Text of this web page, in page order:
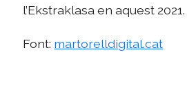
l’Ekstraklasa en aquest 2021.
Font: martorelldigital.cat